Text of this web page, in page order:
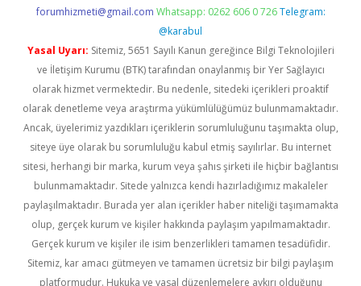
forumhizmeti@gmail.com Whatsapp: 0262 606 0 726 Telegram:
@karabul
Yasal Uyarı: Sitemiz, 5651 Sayılı Kanun gereğince Bilgi Teknolojileri
ve İletişim Kurumu (BTK) tarafından onaylanmış bir Yer Sağlayıcı
olarak hizmet vermektedir. Bu nedenle, sitedeki içerikleri proaktif
olarak denetleme veya araştırma yükümlülüğümüz bulunmamaktadır.
Ancak, üyelerimiz yazdıkları içeriklerin sorumluluğunu taşımakta olup,
siteye üye olarak bu sorumluluğu kabul etmiş sayılırlar. Bu internet
sitesi, herhangi bir marka, kurum veya şahıs şirketi ile hiçbir bağlantısı
bulunmamaktadır. Sitede yalnızca kendi hazırladığımız makaleler
paylaşılmaktadır. Burada yer alan içerikler haber niteliği taşımamakta
olup, gerçek kurum ve kişiler hakkında paylaşım yapılmamaktadır.
Gerçek kurum ve kişiler ile isim benzerlikleri tamamen tesadüfidir.
Sitemiz, kar amacı gütmeyen ve tamamen ücretsiz bir bilgi paylaşım
platformudur. Hukuka ve yasal düzenlemelere aykırı olduğunu